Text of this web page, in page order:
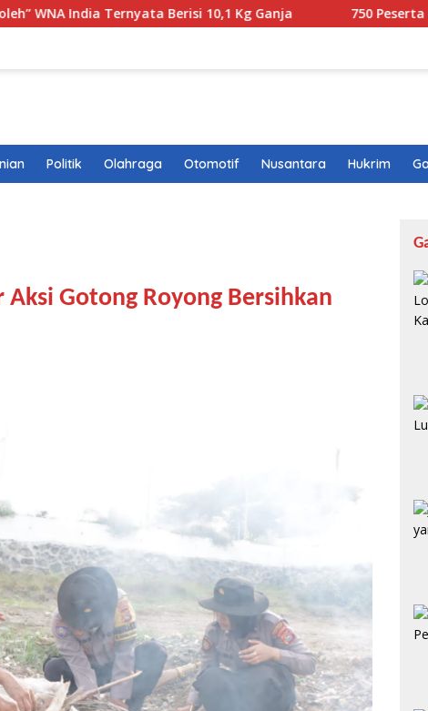
Ternyata Berisi 10,1 Kg Ganja 750 Peserta Ramaikan
Politik Olahraga Otomotif Nusantara Hukrim
Gotong Royong Bersihkan